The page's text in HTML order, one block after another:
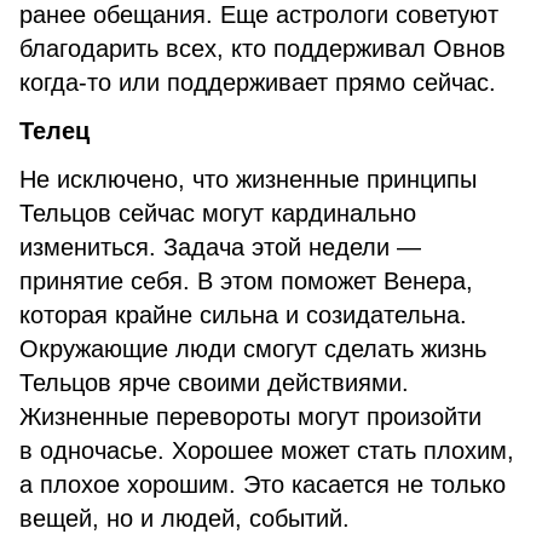
ранее обещания. Еще астрологи советуют
благодарить всех, кто поддерживал Овнов
когда-то или поддерживает прямо сейчас.
Телец
Не исключено, что жизненные принципы
Тельцов сейчас могут кардинально
измениться. Задача этой недели —
принятие себя. В этом поможет Венера,
которая крайне сильна и созидательна.
Окружающие люди смогут сделать жизнь
Тельцов ярче своими действиями.
Жизненные перевороты могут произойти
в одночасье. Хорошее может стать плохим,
а плохое хорошим. Это касается не только
вещей, но и людей, событий.